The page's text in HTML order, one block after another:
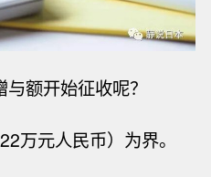
额开始征收呢？
万元人民币）为界。